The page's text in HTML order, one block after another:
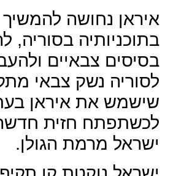
איראן נחושה להמשיך
בתוכניותיה בסוריה,
בסיסים צבאיים
לסוריה נשק צבאי
שישמש את איראן
לכשתפתח חזית
ישראל מרמת הגולן.